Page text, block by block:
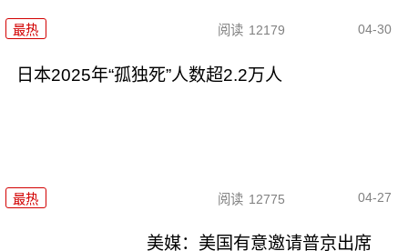
最热 阅读 12179 04-30
日本2025年“孤独死”人数超2.2万人
最热 阅读 12775 04-27
美媒：美国有意邀请普京出席